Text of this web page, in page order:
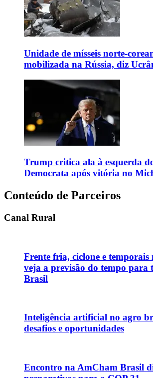
Unidade de mísseis norte-
mobilizada na Rússia, diz
Trump critica ala à esquerda
Democrata após vitória no
Conteúdo de Parceiros
Canal Rural
Frente fria, ciclone e temporais
veja a previsão do tempo para
Brasil
Inteligência artificial no agro
desafios e oportunidades
Encontro na AmCham Brasil